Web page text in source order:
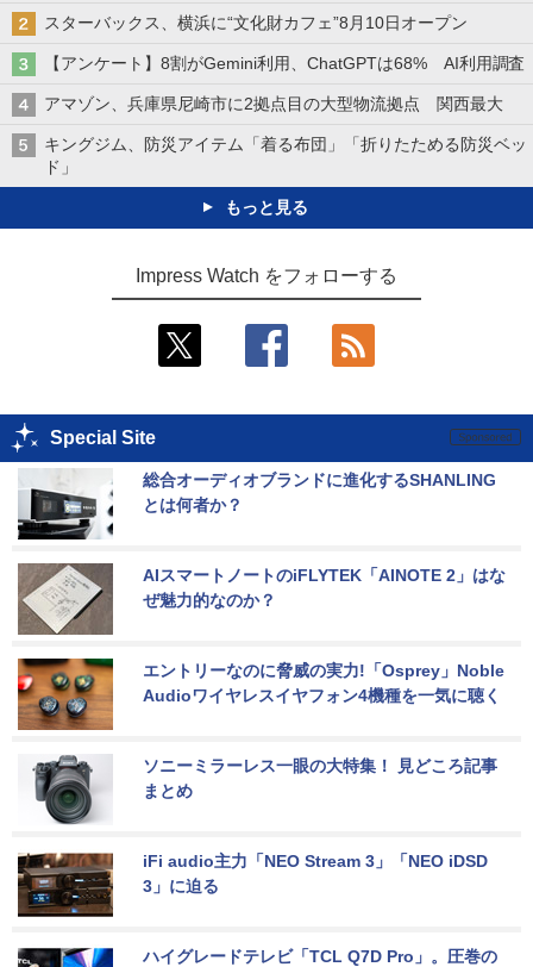
スターバックス、横浜に“文化財カフェ”8月10日オープン
【アンケート】8割がGemini利用、ChatGPTは68% AI利用調査
アマゾン、兵庫県尼崎市に2拠点目の大型物流拠点 関西最大
キングジム、防災アイテム「着る布団」「折りたためる防災ベッ
ド」
もっと見る
Impress Watch をフォローする
Special Site
総合オーディオブランドに進化するSHANLING
とは何者か？
AIスマートノートのiFLYTEK「AINOTE 2」はな
ぜ魅力的なのか？
エントリーなのに脅威の実力!「Osprey」Noble
Audioワイヤレスイヤフォン4機種を一気に聴く
ソニーミラーレス一眼の大特集！ 見どころ記事
まとめ
iFi audio主力「NEO Stream 3」「NEO iDSD
3」に迫る
ハイグレードテレビ「TCL Q7D Pro」。圧巻の